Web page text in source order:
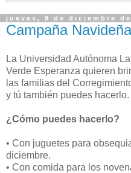
jueves, 9 de diciembre de
Campaña
La Universidad Autónoma
Verde Esperanza quieren
las familias del
y tú también puedes hacerlo.
¿Cómo puedes hacerlo?
• Con juguetes para
diciembre.
• Con comida para los